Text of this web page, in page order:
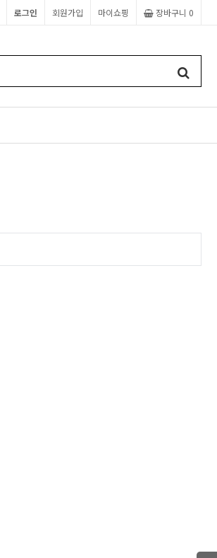
장바구니 0
마이쇼핑
회원가입
로그인